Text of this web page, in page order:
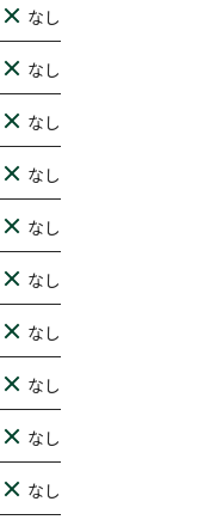
なし
なし
なし
なし
なし
なし
なし
なし
なし
なし